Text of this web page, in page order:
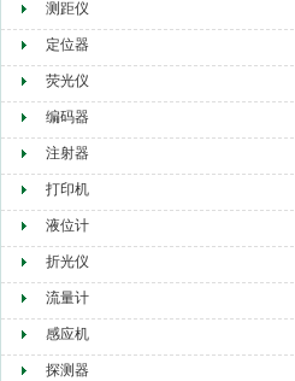
测距仪
定位器
荧光仪
编码器
注射器
打印机
液位计
折光仪
流量计
感应机
探测器